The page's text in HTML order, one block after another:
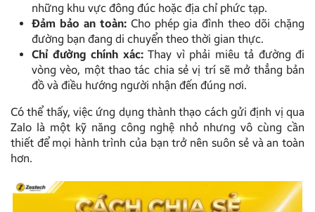
những khu vực đông đúc hoặc địa chỉ phức tạp.
Đảm bảo an toàn:Cho phép gia đình theo dõi chặng
đường bạn đang di chuyển theo thời gian thực.
Chỉ đường chính xác:Thay vì phải miêu tả đường đi
vòng vèo, một thao tác chia sẻ vị trí sẽ mở thẳng bản
đồ và điều hướng người nhận đến đúng nơi.
Có thể thấy, việc ứng dụng thành thạo cách gửi định vị qua
Zalo là một kỹ năng công nghệ nhỏ nhưng vô cùng cần
thiết để mọi hành trình của bạn trở nên suôn sẻ và an toàn
hơn.